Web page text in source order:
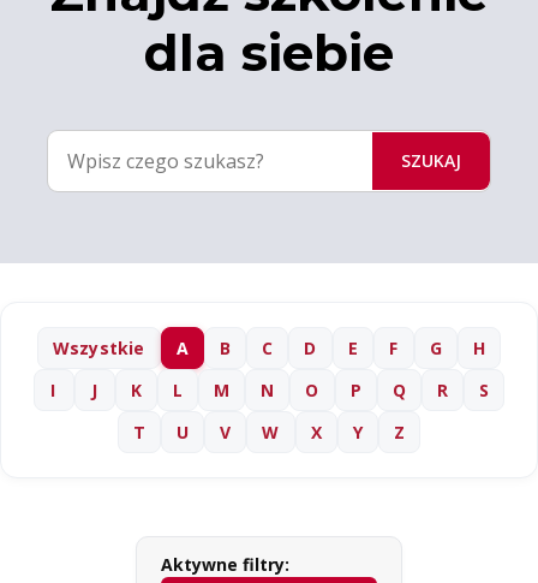
dla siebie
SZUKAJ
Wszystkie A B C D E F G
H
I
J K L M N O P Q R
S
T
U V W X Y Z
Aktywne filtry: